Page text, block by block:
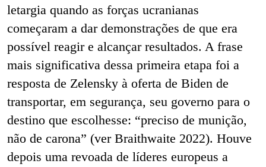
letargia quando as forças ucranianas
começaram a dar demonstrações de que era
possível reagir e alcançar resultados. A frase
mais significativa dessa primeira etapa foi a
resposta de Zelensky à oferta de Biden de
transportar, em segurança, seu governo para o
destino que escolhesse: “preciso de munição,
não de carona” (ver Braithwaite 2022). Houve
depois uma revoada de líderes europeus a